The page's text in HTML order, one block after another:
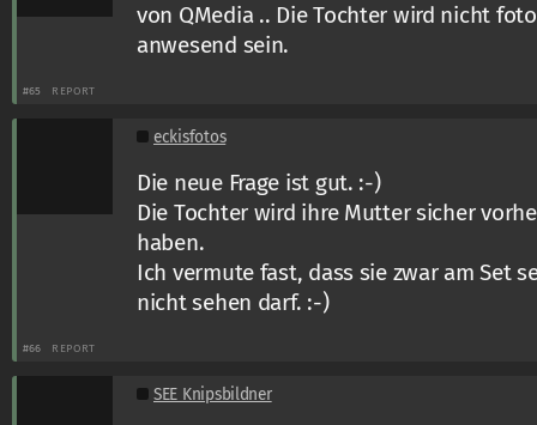
von QMedia .. Die Tochter wird nicht
anwesend sein.
#65 REPORT
eckisfotos
Die neue Frage ist gut. :-)
Die Tochter wird ihre Mutter sicher
haben.
Ich vermute fast, dass sie zwar am Set
nicht sehen darf. :-)
#66 REPORT
SEE Knipsbildner